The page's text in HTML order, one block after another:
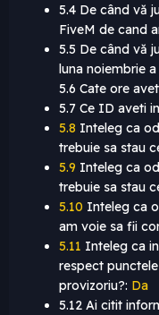
5.4 De când vă
FiveM de cand
5.5 De când vă
luna noiembrie
5.6 Cate ore
5.7 Ce ID aveti
5.8 Inteleg ca
trebuie sa stau
5.9 Inteleg ca
trebuie sa stau
5.10 Inteleg ca
am voie sa fii
5.11 Inteleg ca
respect punctele
provizoriu?: Da
5.12 Ai citit